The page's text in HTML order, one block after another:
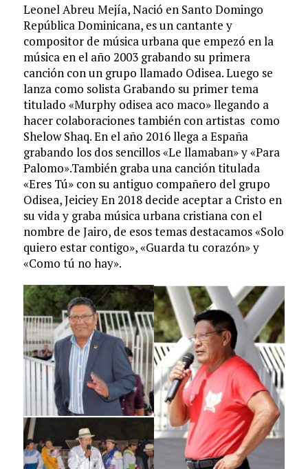
Leonel Abreu Mejía, Nació en Santo Domingo
República Dominicana, es un cantante y
compositor de música urbana que empezó en la
música en el año 2003 grabando su primera
canción con un grupo llamado Odisea. Luego se
lanza como solista Grabando su primer tema
titulado «Murphy odisea aco maco» llegando a
hacer colaboraciones también con artistas como
Shelow Shaq. En el año 2016 llega a España
grabando los dos sencillos «Le llamaban» y «Para
Palomo».También graba una canción titulada
«Eres Tú» con su antiguo compañero del grupo
Odisea, Jeiciey En 2018 decide aceptar a Cristo en
su vida y graba música urbana cristiana con el
nombre de Jairo, de esos temas destacamos «Solo
quiero estar contigo», «Guarda tu corazón» y
«Como tú no hay».